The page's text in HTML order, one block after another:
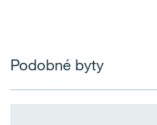
Podobné byty